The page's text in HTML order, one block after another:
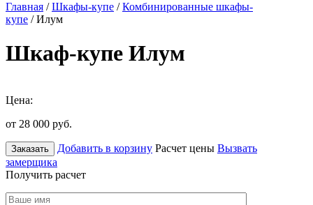
Главная /Шкафы-купе /Комбинированные шкафы-
купе / Илум
Шкаф-купе Илум
Цена:
от 28 000 руб.
Заказать Добавить в корзину Расчет цены Вызвать
замерщика
Получить расчет